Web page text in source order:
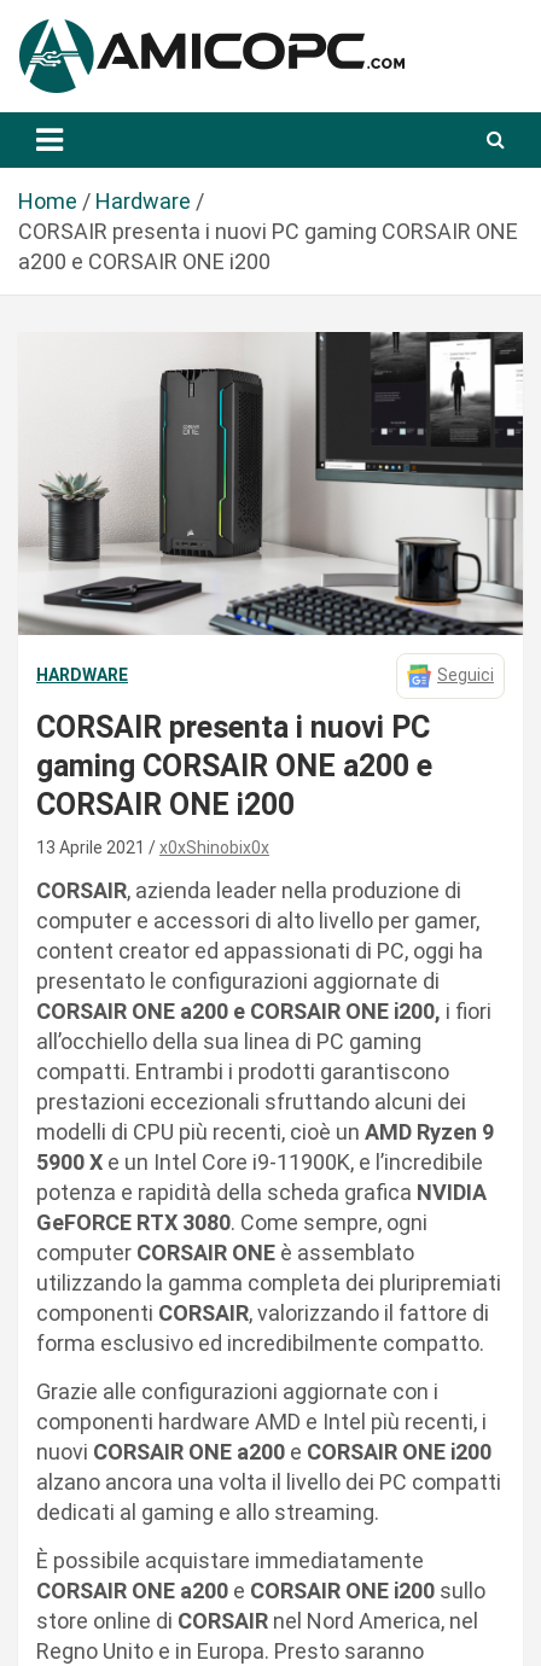
a
Amicopc.com
Home
Hardware
CORSAIR presenta i nuovi PC gaming CORSAIR ONE
a200 e CORSAIR ONE i200
HARDWARE Seguici
CORSAIR presenta i nuovi PC
gaming CORSAIR ONE a200 e
CORSAIR ONE i200
13 Aprile 2021 x0xShinobix0x
CORSAIR, azienda leader nella produzione di
computer e accessori di alto livello per gamer,
content creator ed appassionati di PC, oggi ha
presentato le configurazioni aggiornate di
CORSAIR ONE a200 e CORSAIR ONE i200, i fiori
all’occhiello della sua linea di PC gaming
compatti. Entrambi i prodotti garantiscono
prestazioni eccezionali sfruttando alcuni dei
modelli di CPU più recenti, cioè un AMD Ryzen 9
5900 X e un Intel Core i9-11900K, e l’incredibile
potenza e rapidità della scheda grafica NVIDIA
GeFORCE RTX 3080. Come sempre, ogni
computer CORSAIR ONE è assemblato
utilizzando la gamma completa dei pluripremiati
componenti CORSAIR, valorizzando il fattore di
forma esclusivo ed incredibilmente compatto.
Grazie alle configurazioni aggiornate con i
componenti hardware AMD e Intel più recenti, i
nuovi CORSAIR ONE a200 e CORSAIR ONE i200
alzano ancora una volta il livello dei PC compatti
dedicati al gaming e allo streaming.
È possibile acquistare immediatamente
CORSAIR ONE a200 e CORSAIR ONE i200 sullo
store online di CORSAIR nel Nord America, nel
Regno Unito e in Europa. Presto saranno